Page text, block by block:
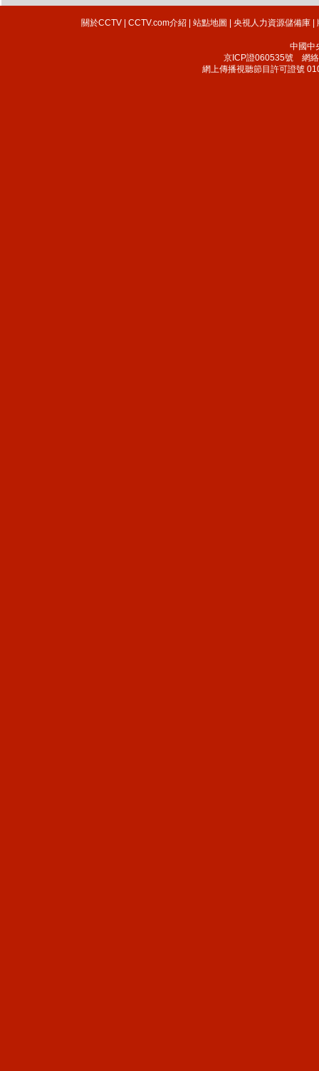
關於CCTV |CCTV.com介紹 |站點地圖 |央視人力資源儲備庫 |
中國中
京ICP證060535號 網絡
網上傳播視聽節目許可證號